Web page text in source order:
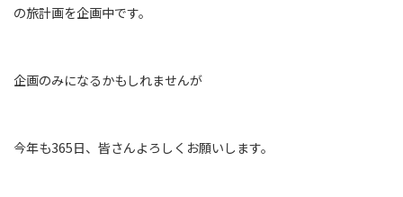
の旅計画を企画中です。
企画のみになるかもしれませんが
今年も365日、皆さんよろしくお願いします。